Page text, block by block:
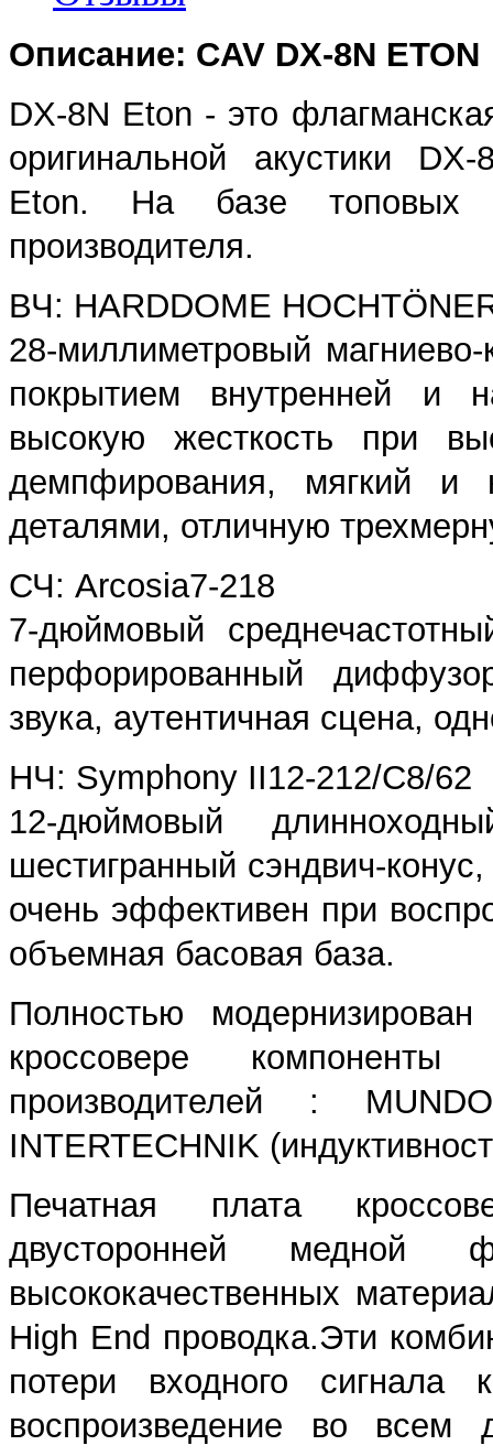
Описание: CAV DX-8N ETON
DX-8N Eton - это
оригинальной акустики
Eton. На базе топовых
производителя.
ВЧ: HARDDOME
28-миллиметровый
покрытием внутренней и
высокую жесткость при
демпфирования, мягкий и
деталями, отличную
СЧ: Arcosia7-218
7-дюймовый
перфорированный
звука, аутентичная сцена,
НЧ: Symphony II12-212/C8/62
12-дюймовый
шестигранный сэндвич-
очень эффективен при
объемная басовая база.
Полностью
кроссовере
производителей :
INTERTECHNIK
Печатная плата
двусторонней
высококачественных
High End проводка.Эти
потери входного сигнала
воспроизведение во всем